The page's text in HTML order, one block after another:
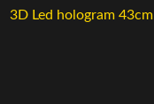
3D Led hologram 43cm